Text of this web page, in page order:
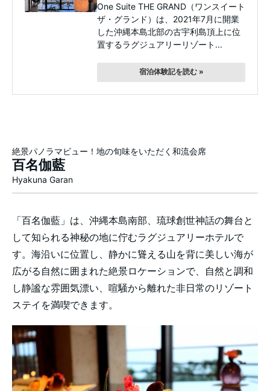
One Suite THE GRAND（ワンスイート
ザ・グランド）は、2021年7月に開業
した沖縄本島北部の古宇利島頂上に位
置するラグジュアリーリゾート...
宿泊体験記を読む »
絶景パノラマビュー！地の旬味をいただく和流会席
百名伽藍
Hyakuna Garan
「百名伽藍」は、沖縄本島南部、琉球創世神話の舞台と
して知られる神秘の地に佇むラグジュアリーホテルで
す。海沿いに位置し、静かに聳える山を背に美しい海が
広がる自然に囲まれた絶景ロケーションで、自然と調和
し静謐な雰囲気漂い、喧騒から離れた非日常のリゾート
ステイを満喫できます。